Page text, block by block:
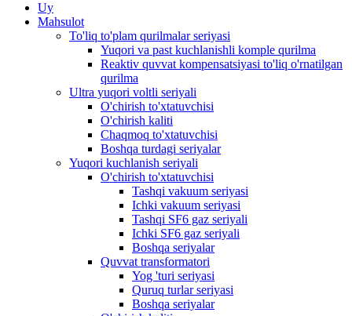
Uy
Mahsulot
To'liq to'plam qurilmalar seriyasi
Yuqori va past kuchlanishli komple qurilma
Reaktiv quvvat kompensatsiyasi to'liq o'rnatilgan
qurilma
Ultra yuqori voltli seriyali
O'chirish to'xtatuvchisi
O'chirish kaliti
Chaqmoq to'xtatuvchisi
Boshqa turdagi seriyalar
Yuqori kuchlanish seriyali
O'chirish to'xtatuvchisi
Tashqi vakuum seriyasi
Ichki vakuum seriyasi
Tashqi SF6 gaz seriyali
Ichki SF6 gaz seriyali
Boshqa seriyalar
Quvvat transformatori
Yog 'turi seriyasi
Quruq turlar seriyasi
Boshqa seriyalar